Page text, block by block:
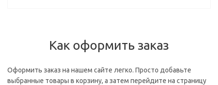
Как оформить заказ
Оформить заказ на нашем сайте легко. Просто добавьте
выбранные товары в корзину, а затем перейдите на страницу